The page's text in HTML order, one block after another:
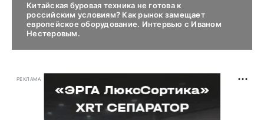
Китайская буровая техника не готова к
российским условиям? Как рынок замещает
европейское оборудование. Интервью с Иваном
Нестеровым.
РЕКЛАМА